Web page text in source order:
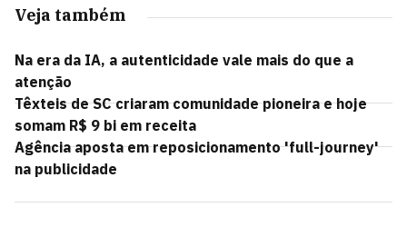
Veja também
Na era da IA, a autenticidade vale mais do que a
atenção
Têxteis de SC criaram comunidade pioneira e hoje
somam R$ 9 bi em receita
Agência aposta em reposicionamento 'full-journey'
na publicidade